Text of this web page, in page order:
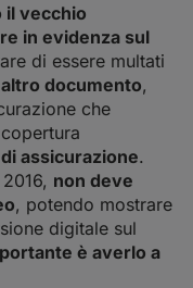
il vecchio
in evidenza sul
di essere multati
documento,
che
assicurazione.
non deve
, potendo mostrare
digitale sul
è averlo a